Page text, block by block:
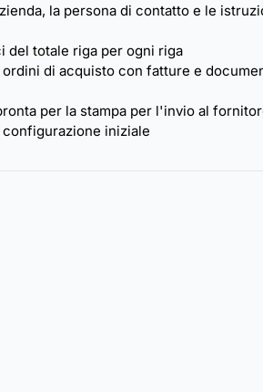
la persona di contatto e le
del totale riga per ogni riga
di acquisto con fatture e
per la stampa per l'invio al
iniziale